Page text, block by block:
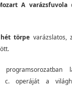
A varázsfuvola
törpe
operáját a